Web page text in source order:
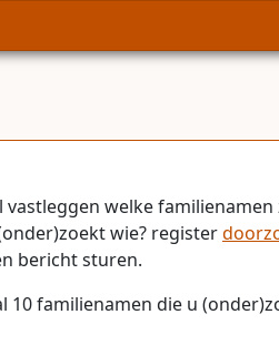
welke
wie? register
bericht sturen.
10 familienamen die u